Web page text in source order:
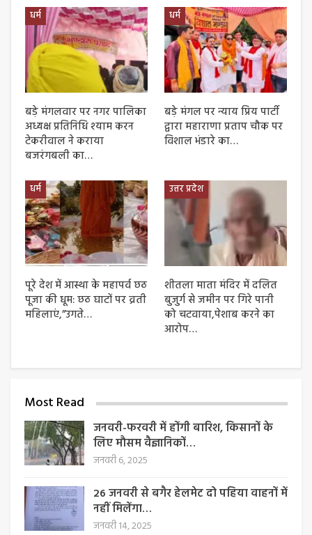
धर्म
बड़े मंगलवार पर नगर पालिका
अध्यक्ष प्रतिनिधि श्याम करन
टेकरीवाल ने कराया
बजरंगबली का…
धर्म
बड़े मंगल पर न्याय प्रिय पार्टी
द्वारा महाराणा प्रताप चौक पर
विशाल भंडारे का…
धर्म
पूरे देश में आस्था के महापर्व छठ
पूजा की धूम: छठ घाटों पर व्रती
महिलाएं,”उगते…
उत्तर प्रदेश
शीतला माता मंदिर में दलित
बुजुर्ग से जमीन पर गिरे पानी
को चटवाया,पेशाब करने का
आरोप…
Most Read
जनवरी-फरवरी में होंगी बारिश, किसानों के
लिए मौसम वैज्ञानिकों…
जनवरी 6, 2025
26 जनवरी से बगैर हेलमेट दो पहिया वाहनों में
नहीं मिलेंगा…
जनवरी 14, 2025